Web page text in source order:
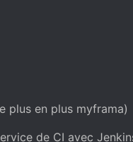
plus en plus myframa)
de CI avec